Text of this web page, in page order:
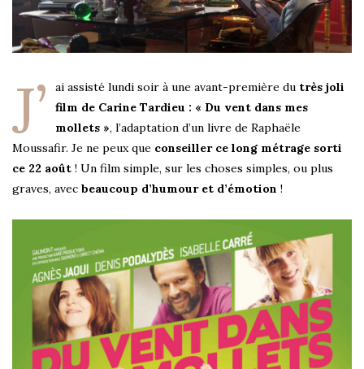
J’ ai assisté lundi soir à une avant-première du très joli
film de Carine Tardieu : « Du vent dans mes
mollets », l’adaptation d’un livre de Raphaële
Moussafir. Je ne peux que conseiller ce long métrage sorti
ce 22 août ! Un film simple, sur les choses simples, ou plus
graves, avec beaucoup d’humour et d’émotion !